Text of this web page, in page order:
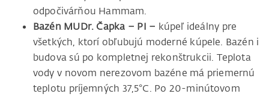
odpočivárňou Hammam.
Bazén MUDr. Čapka – PI – kúpeľ ideálny pre
všetkých, ktorí obľubujú moderné kúpele. Bazén i
budova sú po kompletnej rekonštrukcii. Teplota
vody v novom nerezovom bazéne má priemernú
teplotu príjemných 37,5°C. Po 20-minútovom